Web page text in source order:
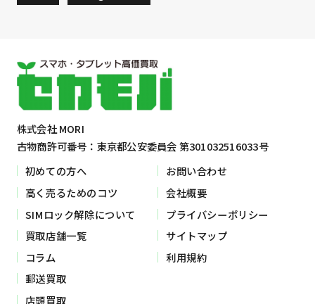
株式会社 MORI
古物商許可番号：東京都公安委員会 第301032516033号
初めての方へ
高く売るためのコツ
SIMロック解除について
買取店舗一覧
コラム
郵送買取
店頭買取
お問い合わせ
会社概要
プライバシーポリシー
サイトマップ
利用規約